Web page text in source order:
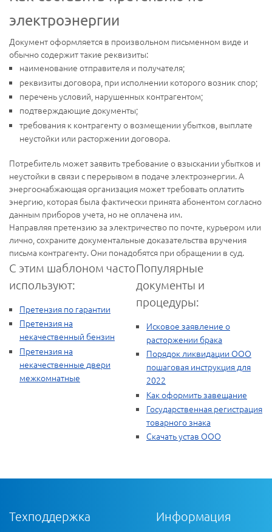
электроэнергии
Документ оформляется в произвольном письменном виде и
обычно содержит такие реквизиты:
наименование отправителя и получателя;
реквизиты договора, при исполнении которого возник спор;
перечень условий, нарушенных контрагентом;
подтверждающие документы;
требования к контрагенту о возмещении убытков, выплате
неустойки или расторжении договора.
Потребитель может заявить требование о взыскании убытков и
неустойки в связи с перерывом в подаче электроэнергии. А
энергоснабжающая организация может требовать оплатить
энергию, которая была фактически принята абонентом согласно
данным приборов учета, но не оплачена им.
Направляя претензию за электричество по почте, курьером или
лично, сохраните документальные доказательства вручения
письма контрагенту. Они понадобятся при обращении в суд.
С этим шаблоном часто
используют:
Претензия по гарантии
Претензия на
некачественный бензин
Претензия на
некачественные двери
межкомнатные
Популярные
документы и
процедуры:
Исковое заявление о
расторжении брака
Порядок ликвидации ООО
пошаговая инструкция для
2022
Как оформить завещание
Государственная регистрация
товарного знака
Скачать устав ООО
Техподдержка Информация